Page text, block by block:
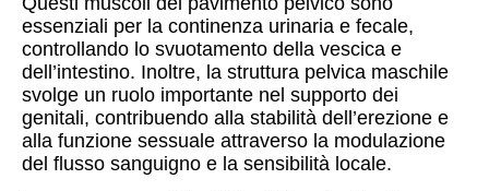
essenziali per la continenza urinaria e fecale,
controllando lo svuotamento della vescica e
dell’intestino. Inoltre, la struttura pelvica maschile
svolge un ruolo importante nel supporto dei
genitali, contribuendo alla stabilità dell’erezione e
alla funzione sessuale attraverso la modulazione
del flusso sanguigno e la sensibilità locale.